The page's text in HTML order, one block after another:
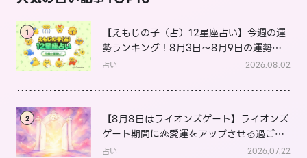
1
【えもじの子（占）12星座占い】今週の運
勢ランキング！8月3日～8月9日の運勢
は？
占い 2026.08.02
2
【8月8日はライオンズゲート】ライオンズ
ゲート期間に恋愛運をアップさせる過ごし
方は？
占い 2026.07.22